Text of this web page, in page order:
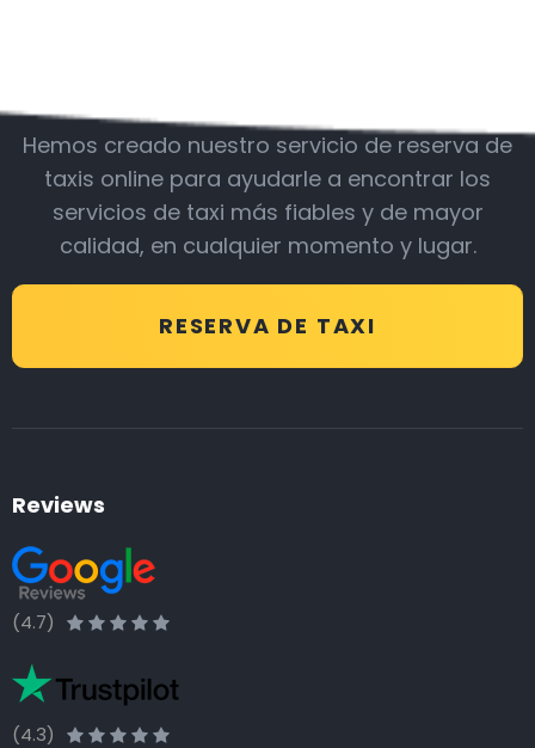
Hemos creado nuestro servicio de reserva de
taxis online para ayudarle a encontrar los
servicios de taxi más fiables y de mayor
calidad, en cualquier momento y lugar.
RESERVA DE TAXI
Reviews
(4.7)
(4.3)